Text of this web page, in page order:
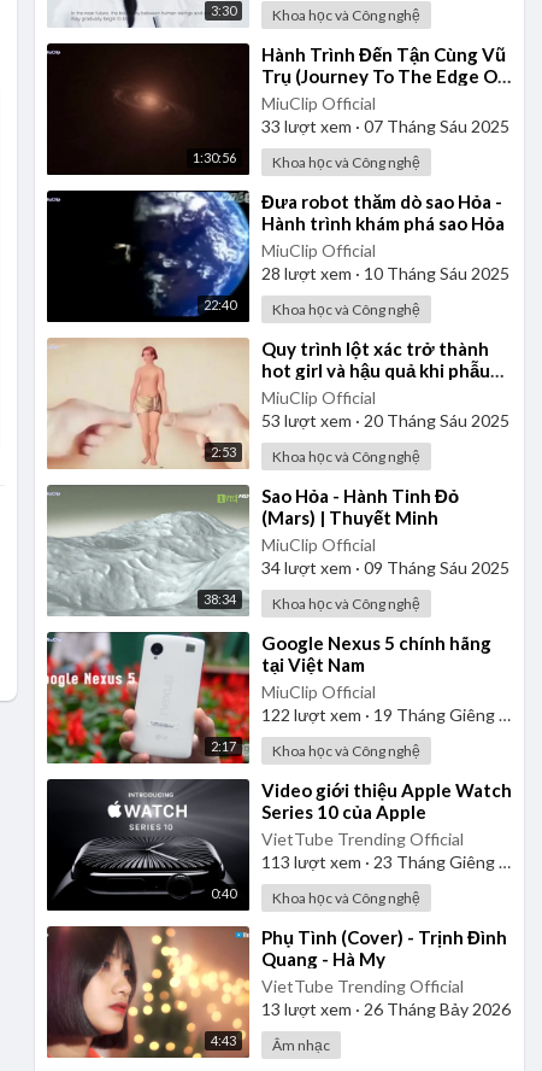
3:30 Khoa học và Công nghệ
1:30:56
⁣Hành Trình Đến Tận Cùng Vũ
Trụ (Journey To The Edge Of
The Universe) | Thuyết Minh
MiuClip Official
33 lượt xem · 07 Tháng Sáu 2025
Khoa học và Công nghệ
22:40
⁣Đưa robot thăm dò sao Hỏa -
Hành trình khám phá sao Hỏa
MiuClip Official
28 lượt xem · 10 Tháng Sáu 2025
Khoa học và Công nghệ
2:53
⁣Quy trình lột xác trở thành
hot girl và hậu quả khi phẫu
thuật thẩm mỹ nhiều lần
MiuClip Official
53 lượt xem · 20 Tháng Sáu 2025
Khoa học và Công nghệ
38:34
⁣Sao Hỏa - Hành Tinh Đỏ
(Mars) | Thuyết Minh
MiuClip Official
34lượt xem · 09 Tháng Sáu 2025
Khoa học và Công nghệ
2:17
⁣Google Nexus 5 chính hãng
tại Việt Nam
MiuClip Official
122 lượt xem · 19 Tháng Giêng 2025
Khoa học và Công nghệ
0:40
⁣Video giới thiệu Apple Watch
Series 10 của Apple
VietTube Trending Official
113 lượt xem · 23 Tháng Giêng 2025
Khoa học và Công nghệ
4:43
⁣Phụ Tình (Cover) - Trịnh Đình
Quang - Hà My
VietTube Trending Official
13 lượt xem · 26 Tháng Bảy 2026
Âm nhạc